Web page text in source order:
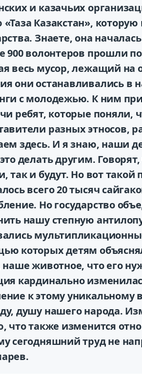
и казачьих
Казакстан»,
Знаете, она
900 волонтеров прошли
весь мусор, лежащий на
они останавливались в
с молодежью. К ним
ребят, которые поняли,
разных этносов,
здесь. И я знаю, наши
делать другим.
так и будут. Но вот такой
всего 20 тысяч
Но государство
нашу степную
которых детям
наше животное, что его
кардинально
к этому уникальному
душу нашего народа.
что также изменится
сегодняшний труд не